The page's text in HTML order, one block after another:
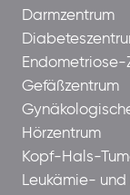
Darmzentrum
Endometriose-
Gefäßzentrum
Hörzentrum
Kopf-Hals-
Leukämie-